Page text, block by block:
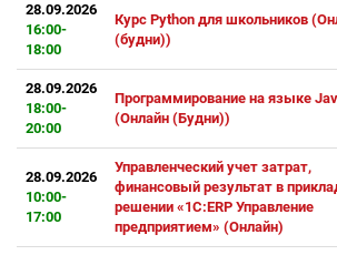
28.09.2026
16:00-
18:00
Курс Python для школьников
(будни))
28.09.2026
18:00-
20:00
Программирование на языке
(Онлайн (Будни))
28.09.2026
10:00-
17:00
Управленческий учет затрат,
финансовый результат в
решении «1С:ERP Управление
предприятием» (Онлайн)